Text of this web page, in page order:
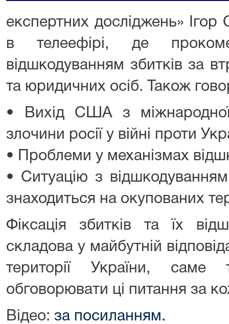
експертних досліджень» Ігор
в телеефірі, де
відшкодуванням збитків за
та юридичних осіб. Також
• Вихід США з
злочини росії у війні проти
• Проблеми у механізмах
• Ситуацію з
знаходиться на окупованих
Фіксація збитків та їх
складова у майбутній
території України,
обговорювати ці питання за
Відео: за посиланням.